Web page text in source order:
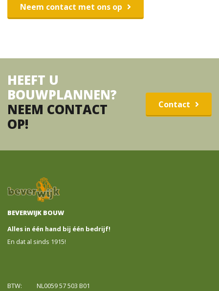
Neem contact met ons op
HEEFT U
BOUWPLANNEN?
NEEM CONTACT
OP!
Contact
BEVERWIJK BOUW
Alles in één hand bij één bedrijf!
En dat al sinds 1915!
BTW: NL0059 57 503 B01